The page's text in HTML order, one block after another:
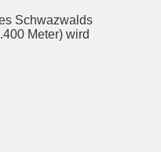
Schwazwalds
Meter) wird